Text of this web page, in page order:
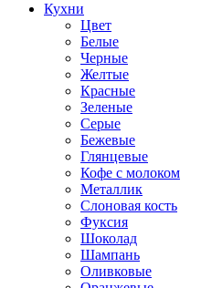
Кухни
Цвет
Белые
Черные
Желтые
Красные
Зеленые
Серые
Бежевые
Глянцевые
Кофе с молоком
Металлик
Слоновая кость
Фуксия
Шоколад
Шампань
Оливковые